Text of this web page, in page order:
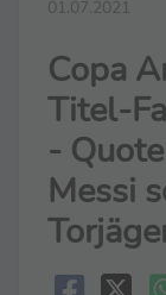
01.07.2021
Copa
Titel-
-
Messi